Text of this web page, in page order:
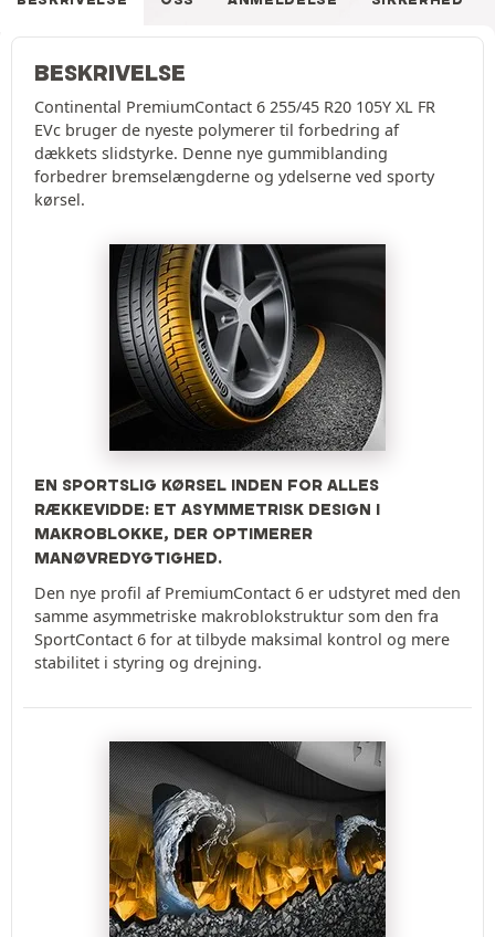
BESKRIVELSE
Continental PremiumContact 6 255/45 R20 105Y XL FR
EVc bruger de nyeste polymerer til forbedring af
dækkets slidstyrke. Denne nye gummiblanding
forbedrer bremselængderne og ydelserne ved sporty
kørsel.
EN SPORTSLIG KØRSEL INDEN FOR ALLES
RÆKKEVIDDE: ET ASYMMETRISK DESIGN I
MAKROBLOKKE, DER OPTIMERER
MANØVREDYGTIGHED.
Den nye profil af PremiumContact 6 er udstyret med den
samme asymmetriske makroblokstruktur som den fra
SportContact 6 for at tilbyde maksimal kontrol og mere
stabilitet i styring og drejning.